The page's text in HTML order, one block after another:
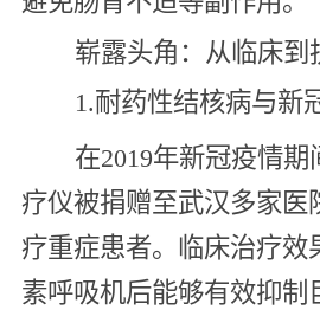
崭露头角：从临床到
1.耐药性结核病与新
在2019年新冠疫情
疗仪被捐赠至武汉多家医
疗重症患者。临床治疗效
素呼吸机后能够有效抑制